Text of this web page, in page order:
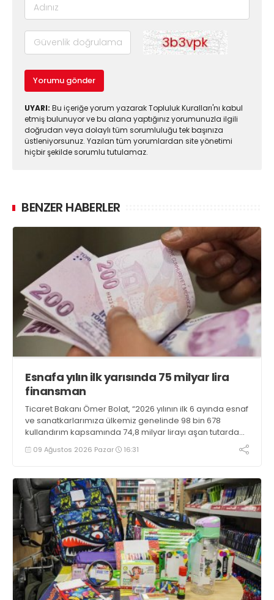
Yorumu gönder
UYARI: Bu içeriğe yorum yazarak Topluluk Kuralları'nı kabul
etmiş bulunuyor ve bu alana yaptığınız yorumunuzla ilgili
doğrudan veya dolaylı tüm sorumluluğu tek başınıza
üstleniyorsunuz. Yazılan tüm yorumlardan site yönetimi
hiçbir şekilde sorumlu tutulamaz.
BENZER HABERLER
Esnafa yılın ilk yarısında 75 milyar lira
finansman
Ticaret Bakanı Ömer Bolat, “2026 yılının ilk 6 ayında esnaf
ve sanatkarlarımıza ülkemiz genelinde 98 bin 678
kullandırım kapsamında 74,8 milyar lirayı aşan tutarda
uygun geri ödeme koşullu finansman sağlanmıştır”
bilgisini verdi
09 Ağustos 2026 Pazar 16:31